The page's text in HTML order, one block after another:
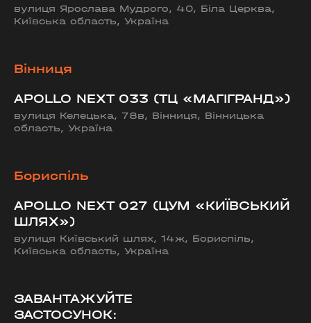
вулиця Ярослава Мудрого, 40, Біла Церква,
Київська область, Україна
Вінниця
APOLLO NEXT 033 (ТЦ «МАГІГРАНД»)
вулиця Келецька, 78в, Вінниця, Вінницька
область, Україна
Бориспіль
APOLLO NEXT 027 (ЦУМ «КИЇВСЬКИЙ
ШЛЯХ»)
вулиця Київський шлях, 14ж, Бориспіль,
Київська область, Україна
ЗАВАНТАЖУЙТЕ
ЗАСТОСУНОК: